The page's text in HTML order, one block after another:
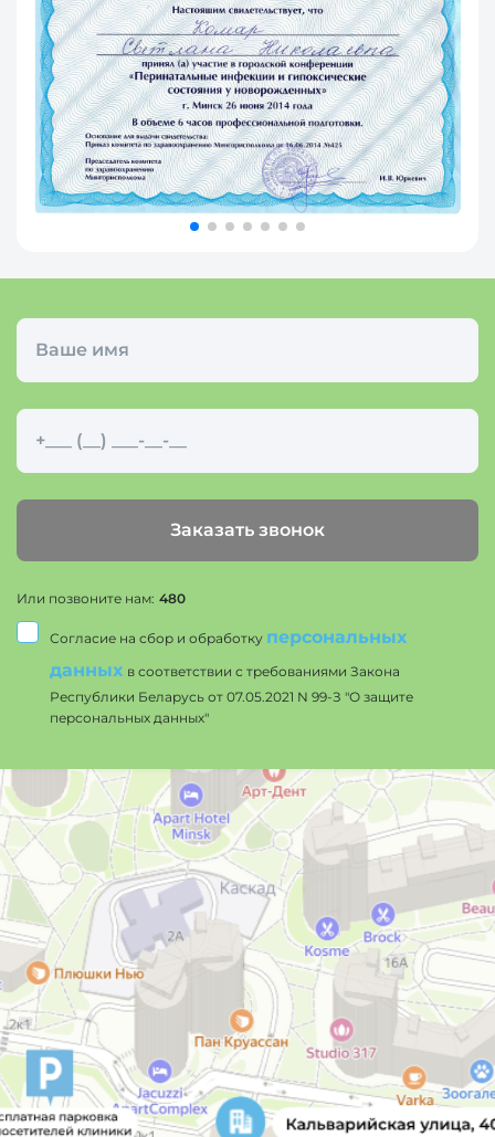
Заказать звонок
Или позвоните нам: 480
Согласие на сбор и обработку персональных
данных в соответствии с требованиями Закона
Республики Беларусь от 07.05.2021 N 99-З "О защите
персональных данных"